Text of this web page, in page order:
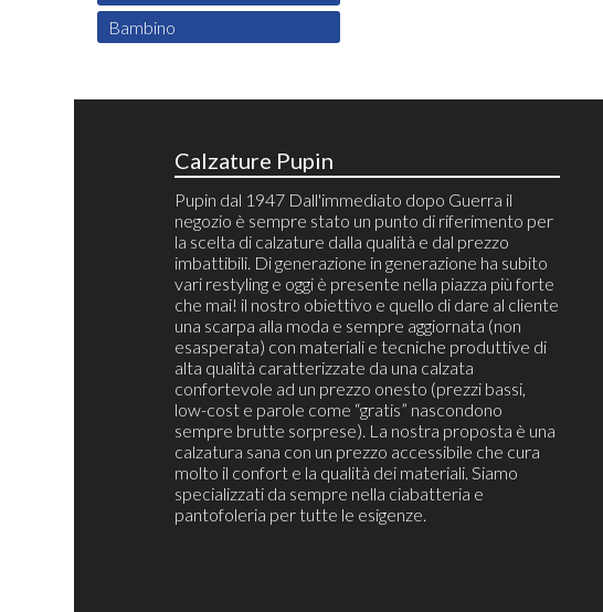
Bambino
Calzature Pupin
Pupin dal 1947 Dall'immediato dopo Guerra il
negozio è sempre stato un punto di riferimento per
la scelta di calzature dalla qualità e dal prezzo
imbattibili. Di generazione in generazione ha subito
vari restyling e oggi è presente nella piazza più forte
che mai! il nostro obiettivo e quello di dare al cliente
una scarpa alla moda e sempre aggiornata (non
esasperata) con materiali e tecniche produttive di
alta qualità caratterizzate da una calzata
confortevole ad un prezzo onesto (prezzi bassi,
low-cost e parole come “gratis” nascondono
sempre brutte sorprese). La nostra proposta è una
calzatura sana con un prezzo accessibile che cura
molto il confort e la qualità dei materiali. Siamo
specializzati da sempre nella ciabatteria e
pantofoleria per tutte le esigenze.